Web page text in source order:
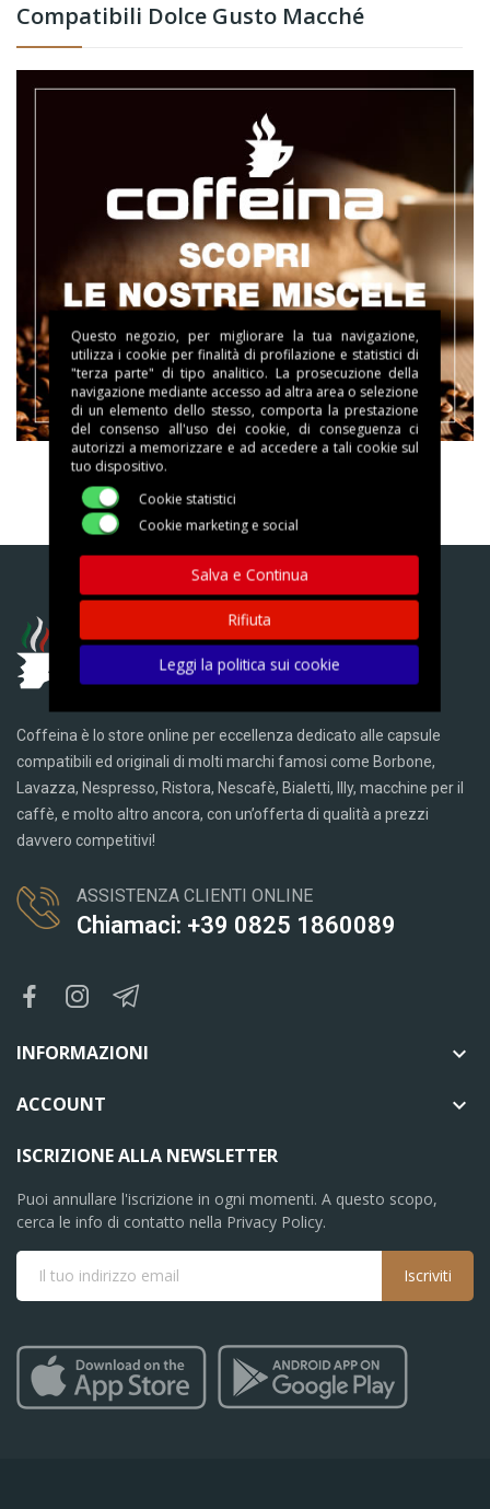
Compatibili Dolce Gusto Macché
Coffeina è lo store online per eccellenza dedicato alle capsule
compatibili ed originali di molti marchi famosi come Borbone,
Lavazza, Nespresso, Ristora, Nescafè, Bialetti, Illy, macchine per il
caffè, e molto altro ancora, con un’offerta di qualità a prezzi
davvero competitivi!
ASSISTENZA CLIENTI ONLINE
Chiamaci: +39 0825 1860089
INFORMAZIONI 
ACCOUNT 
ISCRIZIONE ALLA NEWSLETTER
Puoi annullare l'iscrizione in ogni momenti. A questo scopo,
cerca le info di contatto nella Privacy Policy.
Iscriviti
Questo negozio, per migliorare la tua navigazione,
utilizza i cookie per finalità di profilazione e statistici di
"terza parte" di tipo analitico. La prosecuzione della
navigazione mediante accesso ad altra area o selezione
di un elemento dello stesso, comporta la prestazione
del consenso all'uso dei cookie, di conseguenza ci
autorizzi a memorizzare e ad accedere a tali cookie sul
tuo dispositivo.
Cookie statistici
Cookie marketing e social
Salva e Continua
Rifiuta
Leggi la politica sui cookie